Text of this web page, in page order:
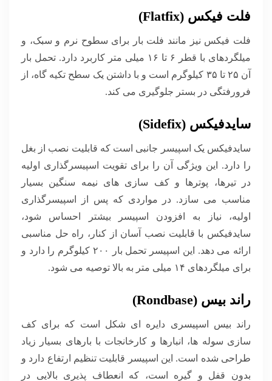
فلت فیکس (Flatfix)
فلت فیکس نیز مانند فلت بار برای سطوح نرم و سبک، و
میلگردهای با قطر ۶ تا ۱۶ میلی متر کاربرد دارد. تحمل بار
آن ۲۵ تا ۳۵ کیلوگرم است و با داشتن یک سطح تکیه گاه، از
فرورفتگی در بستر جلوگیری می کند.
سایدفیکس (Sidefix)
سایدفیکس یک اسپیسر جانبی است که قابلیت نصب از بغل
را دارد. این ویژگی آن را برای تقویت اسپیسرگذاری اولیه
در تیرها، پوترها و کف سازی های نیمه سنگین بسیار
مناسب می سازد. در مواردی که پس از اسپیسرگذاری
اولیه، نیاز به افزودن اسپیسر بیشتر احساس شود،
سایدفیکس با قابلیت نصب آسان از کنار، راه حل مناسبی
ارائه می دهد. این اسپیسر تحمل بار ۲۰۰ کیلوگرم را دارد و
برای میلگردهای ۱۴ میلی متر به بالا توصیه می شود.
راند بیس (Rondbase)
راند بیس اسپیسری دایره ای شکل است که برای کف
سازی سوله ها، انبارها و کارخانجات با بارهای بسیار زیاد
طراحی شده است. این اسپیسر قابلیت تنظیم ارتفاع دارد و
بدون قفل و گیره است، که انعطاف پذیری بالایی در